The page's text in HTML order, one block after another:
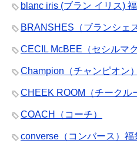
blanc iris (ブラン イリス)
BRANSHES（ブランシェ
CECIL McBEE（セシルマ
Champion（チャンピオン
CHEEK ROOM（チークル
COACH（コーチ）
converse（コンバース）福